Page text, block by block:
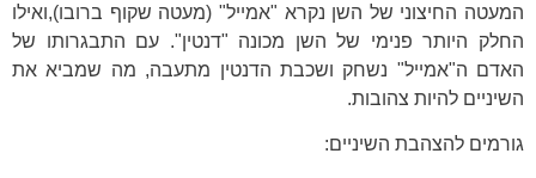
המעטה החיצוני של השן נקרא "אמייל" (מעטה שקוף ברובו),ואילו
החלק היותר פנימי של השן מכונה "דנטין". עם התבגרותו של
האדם ה"אמייל" נשחק ושכבת הדנטין מתעבה, מה שמביא את
השיניים להיות צהובות.
גורמים להצהבת השיניים: